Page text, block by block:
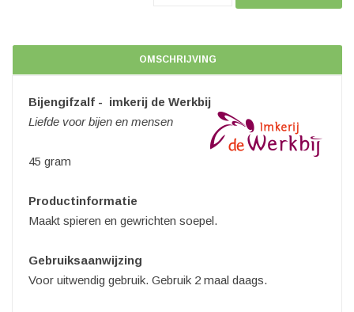
OMSCHRIJVING
Bijengifzalf - imkerij de Werkbij
Liefde voor bijen en mensen
45 gram
Productinformatie
Maakt spieren en gewrichten soepel.
Gebruiksaanwijzing
Voor uitwendig gebruik. Gebruik 2 maal daags.